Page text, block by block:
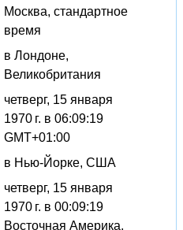
Москва, стандартное
время
в Лондоне,
Великобритания
четверг, 15 января
1970 г. в 06:09:19
GMT+01:00
в Нью-Йорке, США
четверг, 15 января
1970 г. в 00:09:19
Восточная Америка,